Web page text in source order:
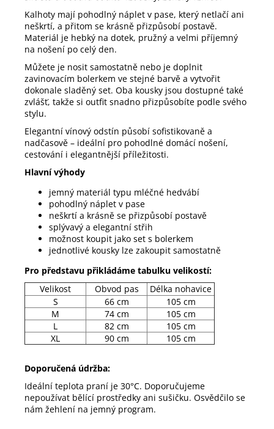
Kalhoty mají pohodlný náplet v pase, který netlačí ani
neškrtí, a přitom se krásně přizpůsobí postavě.
Materiál je hebký na dotek, pružný a velmi příjemný
na nošení po celý den.
Můžete je nosit samostatně nebo je doplnit
zavinovacím bolerkem ve stejné barvě a vytvořit
dokonale sladěný set. Oba kousky jsou dostupné také
zvlášť, takže si outfit snadno přizpůsobíte podle svého
stylu.
Elegantní vínový odstín působí sofistikovaně a
nadčasově – ideální pro pohodlné domácí nošení,
cestování i elegantnější příležitosti.
Hlavní výhody
jemný materiál typu mléčné hedvábí
pohodlný náplet v pase
neškrtí a krásně se přizpůsobí postavě
splývavý a elegantní střih
možnost koupit jako set s bolerkem
jednotlivé kousky lze zakoupit samostatně
Pro představu přikládáme tabulku velikostí:
Velikost
Obvod pas
Délka nohavice
S
66 cm
105 cm
M
74 cm
105 cm
L
82 cm
105 cm
XL
90 cm 105 cm
Doporučená údržba:
Ideální teplota praní je 30°C. Doporučujeme
nepoužívat bělící prostředky ani sušičku. Osvědčilo se
nám žehlení na jemný program.